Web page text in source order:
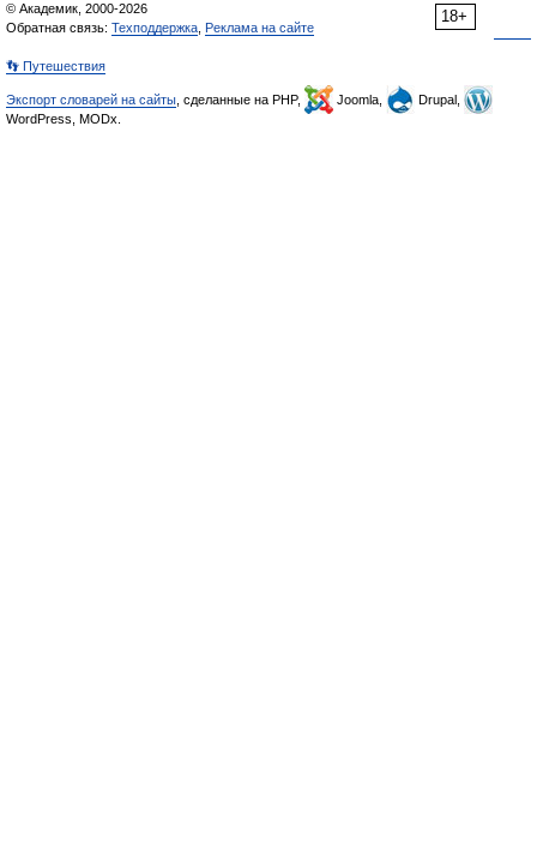
18+
© Академик, 2000-2026
Обратная связь: Техподдержка Реклама на сайте
👣 Путешествия
Экспорт словарей на сайты , сделанные на PHP, Joomla,
Drupal,
WordPress, MODx.